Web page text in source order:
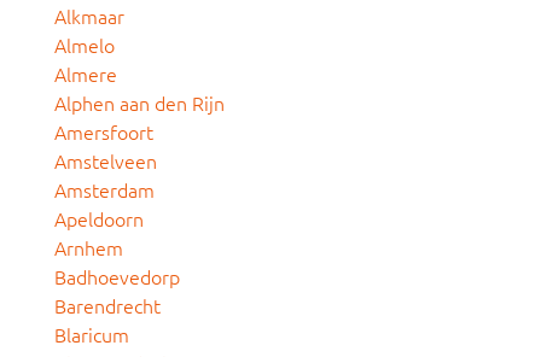
Alkmaar
Almelo
Almere
Alphen aan den Rijn
Amersfoort
Amstelveen
Amsterdam
Apeldoorn
Arnhem
Badhoevedorp
Barendrecht
Blaricum